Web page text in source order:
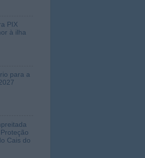
PIX
à ilha
para a
Cais do